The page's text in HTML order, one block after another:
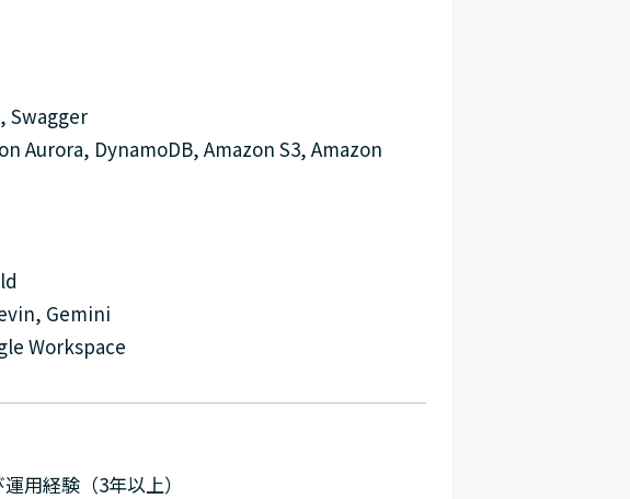
Swagger
Aurora, DynamoDB, Amazon S3, Amazon
Gemini
Workspace
用経験（3年以上）